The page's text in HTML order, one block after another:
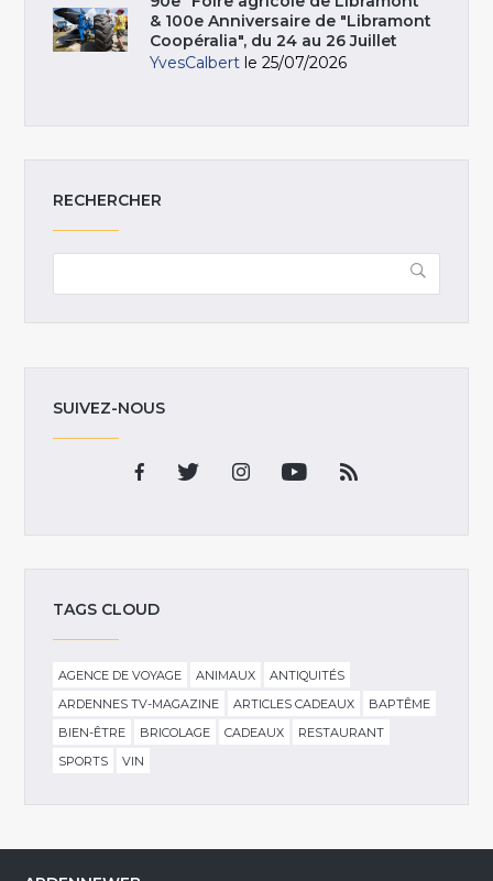
& 100e Anniversaire de "Libramont
Coopéralia", du 24 au 26 Juillet
YvesCalbert le 25/07/2026
RECHERCHER
SUIVEZ-NOUS
TAGS CLOUD
AGENCE DE VOYAGE ANIMAUX
ANTIQUITÉS
ARDENNES TV-MAGAZINE
ARTICLES CADEAUX
BAPTÊME
BIEN-ÊTRE
BRICOLAGE CADEAUX
RESTAURANT
SPORTS
VIN